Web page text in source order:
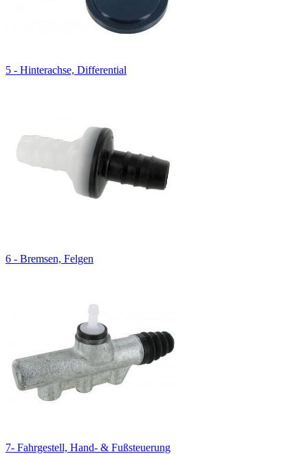
5 - Hinterachse, Differential
6 - Bremsen, Felgen
7- Fahrgestell, Hand- & Fußsteuerung